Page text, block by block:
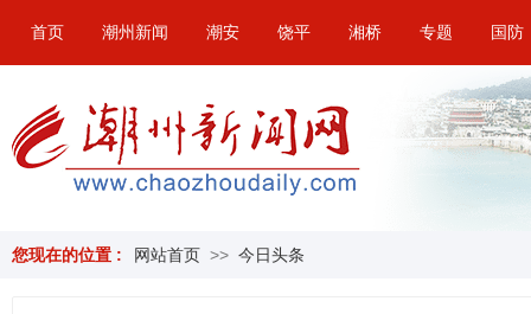
首页 潮州新闻 潮安 饶平 湘桥 专题 国防
您现在的位置 : 网站首页 >> 今日头条